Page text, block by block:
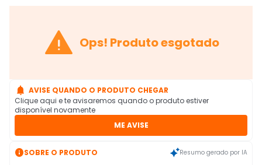
 Ops! Produto esgotado
 AVISE QUANDO O PRODUTO CHEGAR
Clique aqui e te avisaremos quando o produto estiver
disponível novamente
ME AVISE
SOBRE O PRODUTO Resumo gerado por IA